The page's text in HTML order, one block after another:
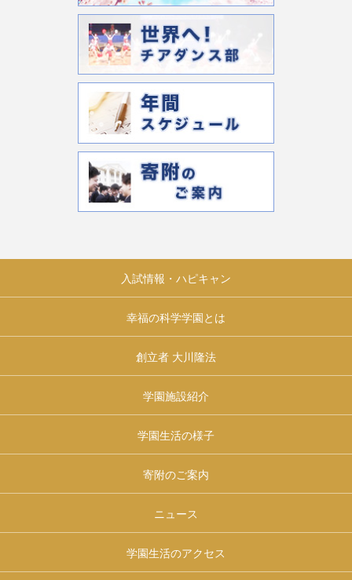
入試情報・ハピキャン
幸福の科学学園とは
創立者 大川隆法
学園施設紹介
学園生活の様子
寄附のご案内
ニュース
学園生活のアクセス